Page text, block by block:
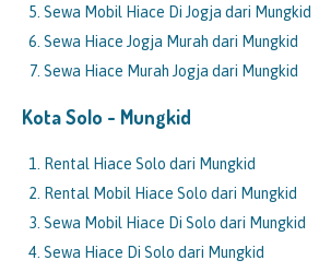
Sewa Mobil Hiace Di Jogja dari Mungkid
Sewa Hiace Jogja Murah dari Mungkid
Sewa Hiace Murah Jogja dari Mungkid
Kota Solo - Mungkid
Rental Hiace Solo dari Mungkid
Rental Mobil Hiace Solo dari Mungkid
Sewa Mobil Hiace Di Solo dari Mungkid
Sewa Hiace Di Solo dari Mungkid